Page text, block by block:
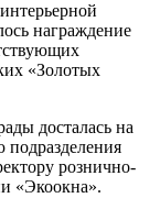
награждение
«Золотых
досталась на
рознично-
«Экоокна».